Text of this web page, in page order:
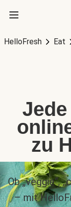
HelloFresh Eat
zu
Ob „veggie“,
– mit